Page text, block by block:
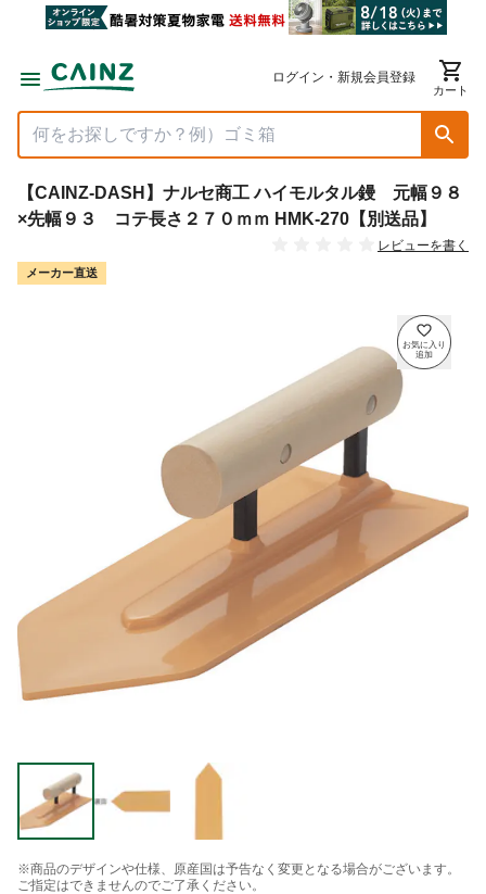
ログイン・新規会員登録
カート
【CAINZ-DASH】ナルセ商工 ハイモルタル鏝 元幅９８
×先幅９３ コテ長さ２７０ｍｍ HMK-270【別送品】
レビューを書く
メーカー直送
※商品のデザインや仕様、原産国は予告なく変更となる場合がございます。
ご指定はできませんのでご了承ください。